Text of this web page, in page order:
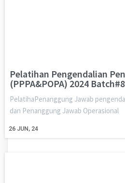
Pelatihan Pengendalian
(PPPA&POPA) 2024
26 JUN, 24
PelatihaPenanggung Jawab
dan Penanggung Jawab Operasional